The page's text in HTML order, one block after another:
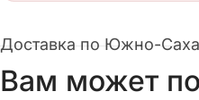
Доставка по Южно-
Вам может